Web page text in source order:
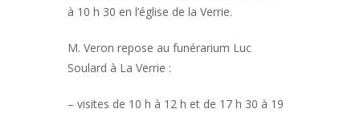
à 10 h 30 en l’église de la Verrie.
M. Veron repose au funérarium Luc
Soulard à La Verrie :
– visites de 10 h à 12 h et de 17 h 30 à 19